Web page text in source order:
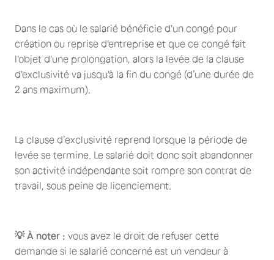
Dans le cas où le salarié bénéficie d'un congé pour
création ou reprise d'entreprise et que ce congé fait
l'objet d'une prolongation, alors la levée de la clause
d'exclusivité va jusqu'à la fin du congé (d’une durée de
2 ans maximum).
La clause d’exclusivité reprend lorsque la période de
levée se termine. Le salarié doit donc soit abandonner
son activité indépendante soit rompre son contrat de
travail, sous peine de licenciement.
💡 À noter : vous avez le droit de refuser cette
demande si le salarié concerné est un vendeur à